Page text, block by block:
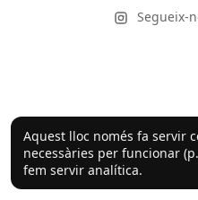
Aquest lloc només fa servir
necessàries per funcionar
fem servir analítica.
Segueix-